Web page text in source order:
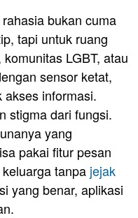
bukan cuma
tapi untuk ruang
komunitas LGBT, atau
sensor ketat,
akses informasi.
stigma dari fungsi.
yang
pakai fitur pesan
tanpa jejak
yang benar, aplikasi